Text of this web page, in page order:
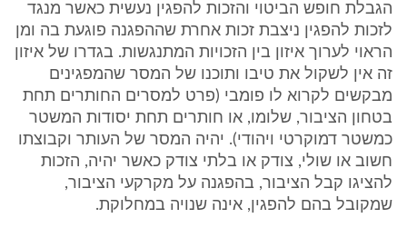
הגבלת חופש הביטוי והזכות להפגין נעשית כאשר מנגד
לזכות להפגין ניצבת זכות אחרת שההפגנה פוגעת בה ומן
הראוי לערוך איזון בין הזכויות המתנגשות. בגדרו של איזון
זה אין לשקול את טיבו ותוכנו של המסר שהמפגינים
מבקשים לקרוא לו פומבי (פרט למסרים החותרים תחת
בטחון הציבור, שלומו, או חותרים תחת יסודות המשטר
כמשטר דמוקרטי ויהודי). יהיה המסר של העותר וקבוצתו
חשוב או שולי, צודק או בלתי צודק כאשר יהיה, הזכות
להציגו קבל הציבור, בהפגנה על מקרקעי הציבור,
שמקובל בהם להפגין, אינה שנויה במחלוקת.